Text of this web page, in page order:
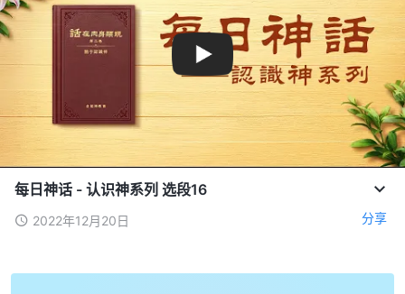
每日神话 - 认识神系列 选段16
2022年12月20日 分享